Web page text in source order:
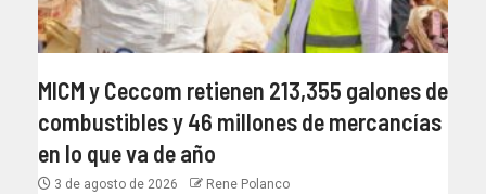
MICM y Ceccom retienen 213,355 galones de
combustibles y 46 millones de mercancías
en lo que va de año
3 de agosto de 2026 Rene Polanco